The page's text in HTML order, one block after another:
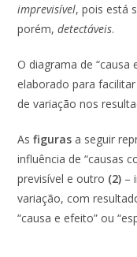
imprevisível, pois está
porém,detectáveis.
O diagrama de “causa
elaborado para
de variação nos
Asfiguras a seguir
influência de “causas
previsível e outro (2) –
variação, com
“causa e efeito” ou